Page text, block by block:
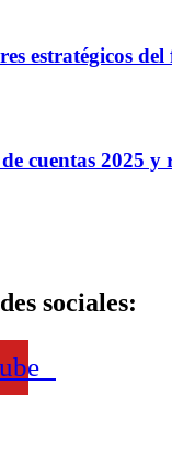
estratégicos
cuentas 2025
sociales: